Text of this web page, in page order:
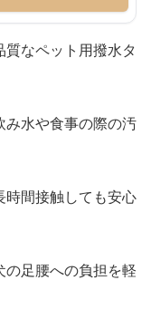
なペット用撥水タ
み水や食事の際の汚
時間接触しても安心
足腰への負担を軽